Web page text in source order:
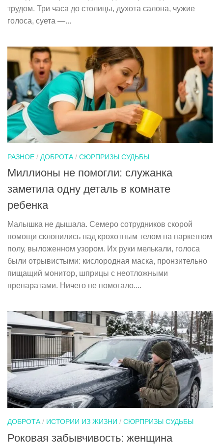
трудом. Три часа до столицы, духота салона, чужие
голоса, суета —...
РАЗНОЕ / ДОБРОТА / СЮРПРИЗЫ СУДЬБЫ
Миллионы не помогли: служанка
заметила одну деталь в комнате
ребенка
Малышка не дышала. Семеро сотрудников скорой
помощи склонились над крохотным телом на паркетном
полу, выложенном узором. Их руки мелькали, голоса
были отрывистыми: кислородная маска, пронзительно
пищащий монитор, шприцы с неотложными
препаратами. Ничего не помогало....
ДОБРОТА/ ИСТОРИИ ИЗ ЖИЗНИ / СЮРПРИЗЫ СУДЬБЫ
Роковая забывчивость: женщина